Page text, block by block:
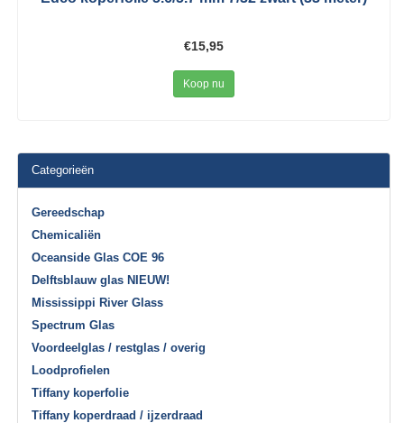
€15,95
Koop nu
Categorieën
Gereedschap
Chemicaliën
Oceanside Glas COE 96
Delftsblauw glas NIEUW!
Mississippi River Glass
Spectrum Glas
Voordeelglas / restglas / overig
Loodprofielen
Tiffany koperfolie
Tiffany koperdraad / ijzerdraad